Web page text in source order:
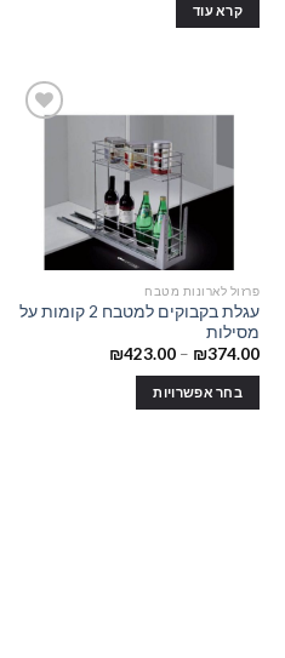
קרא עוד
פרזול לארונות מטבח
עגלת בקבוקים למטבח 2 קומות על
מסילות
₪374.00
–
₪423.00
בחר אפשרויות